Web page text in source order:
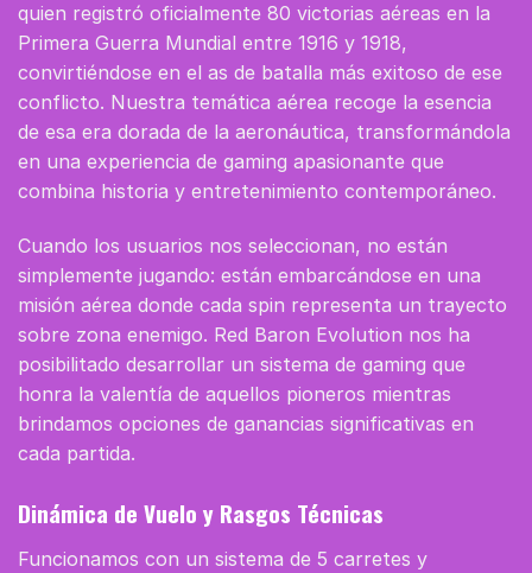
quien registró oficialmente 80 victorias aéreas en la
Primera Guerra Mundial entre 1916 y 1918,
convirtiéndose en el as de batalla más exitoso de ese
conflicto. Nuestra temática aérea recoge la esencia
de esa era dorada de la aeronáutica, transformándola
en una experiencia de gaming apasionante que
combina historia y entretenimiento contemporáneo.
Cuando los usuarios nos seleccionan, no están
simplemente jugando: están embarcándose en una
misión aérea donde cada spin representa un trayecto
sobre zona enemigo. Red Baron Evolution nos ha
posibilitado desarrollar un sistema de gaming que
honra la valentía de aquellos pioneros mientras
brindamos opciones de ganancias significativas en
cada partida.
Dinámica de Vuelo y Rasgos Técnicas
Funcionamos con un sistema de 5 carretes y